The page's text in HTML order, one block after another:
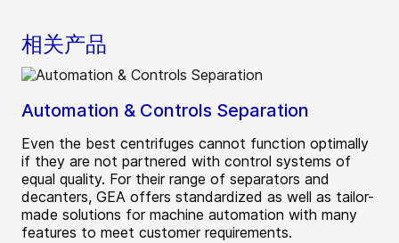
相关产品
Automation & Controls Separation
Even the best centrifuges cannot function optimally
if they are not partnered with control systems of
equal quality. For their range of separators and
decanters, GEA offers standardized as well as tailor-
made solutions for machine automation with many
features to meet customer requirements.